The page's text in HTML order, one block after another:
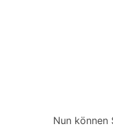
Nun können